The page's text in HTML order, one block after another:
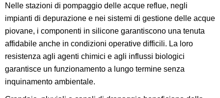
Nelle stazioni di pompaggio delle acque reflue, negli
impianti di depurazione e nei sistemi di gestione delle acque
piovane, i componenti in silicone garantiscono una tenuta
affidabile anche in condizioni operative difficili. La loro
resistenza agli agenti chimici e agli influssi biologici
garantisce un funzionamento a lungo termine senza
inquinamento ambientale.